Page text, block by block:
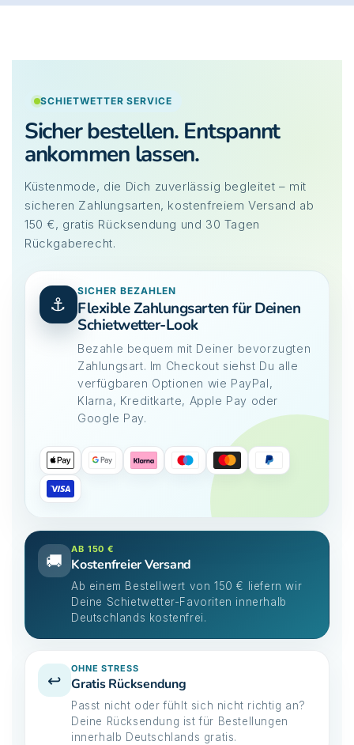
SCHIETWETTER SERVICE
Sicher bestellen. Entspannt
ankommen lassen.
Küstenmode, die Dich zuverlässig begleitet – mit
sicheren Zahlungsarten, kostenfreiem Versand ab
150 €, gratis Rücksendung und 30 Tagen
Rückgaberecht.
⚓
SICHER BEZAHLEN
Flexible Zahlungsarten für Deinen
Schietwetter-Look
Bezahle bequem mit Deiner bevorzugten
Zahlungsart. Im Checkout siehst Du alle
verfügbaren Optionen wie PayPal,
Klarna, Kreditkarte, Apple Pay oder
Google Pay.
🚚
AB 150 €
Kostenfreier Versand
Ab einem Bestellwert von 150 € liefern wir
Deine Schietwetter-Favoriten innerhalb
Deutschlands kostenfrei.
↩️
OHNE STRESS
Gratis Rücksendung
Passt nicht oder fühlt sich nicht richtig an?
Deine Rücksendung ist für Bestellungen
innerhalb Deutschlands gratis.